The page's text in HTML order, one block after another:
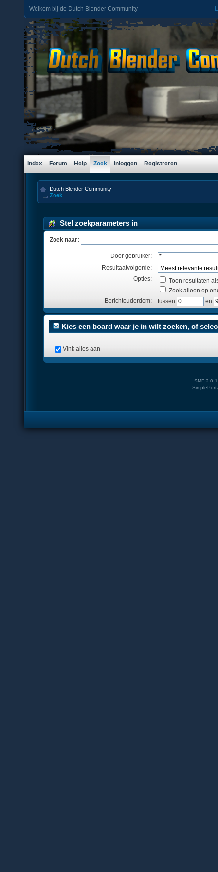
Welkom bij de Dutch Blender Community
Index Forum Help Zoek Inloggen Registreren
Dutch Blender Community
Zoek
Stel zoekparameters in
Zoek naar:
Door gebruiker:
Resultaatvolgorde:
Opties:
Toon resultaten
Zoek alleen op
Berichtouderdom:
tussen en
Kies een board waar je in wilt zoeken, of
Vink alles aan
SMF